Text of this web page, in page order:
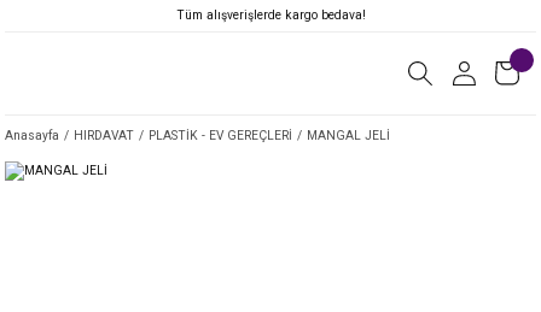
Tüm alışverişlerde kargo bedava!
Anasayfa HIRDAVAT PLASTİK - EV GEREÇLERİ MANGAL JELİ